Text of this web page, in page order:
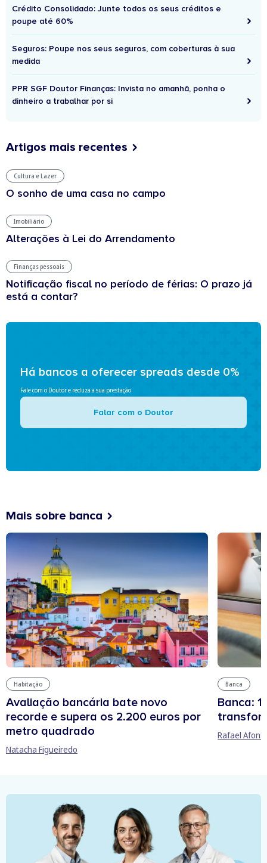
Crédito Consolidado: Junte todos os seus créditos e
poupe até 60%
Seguros: Poupe nos seus seguros, com coberturas à sua
medida
PPR SGF Doutor Finanças: Invista no amanhã, ponha o
dinheiro a trabalhar por si
Artigos mais recentes
Cultura e Lazer
O sonho de uma casa no campo
Imobiliário
Alterações à Lei do Arrendamento
Finanças pessoais
Notificação fiscal no período de férias: O prazo já
está a contar?
Há bancos a oferecer spreads desde 0%
Fale com o Doutor e reduza a sua prestação
Falar com o Doutor
Mais sobre banca
Habitação
Avaliação bancária bate novo
recorde e supera os 2.200 euros por
metro quadrado
Natacha Figueiredo
Banca
Banca:
Rafael